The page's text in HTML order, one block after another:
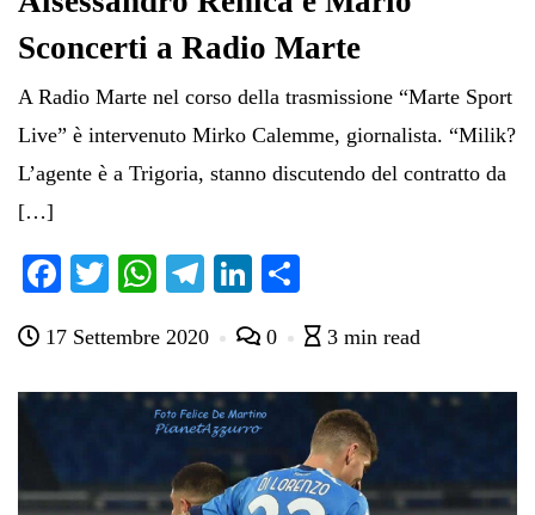
Sconcerti a Radio Marte
A Radio Marte nel corso della trasmissione “Marte Sport
Live” è intervenuto Mirko Calemme, giornalista. “Milik?
L’agente è a Trigoria, stanno discutendo del contratto da
[…]
Fa
bo
ok
T
tte
r
W
ts
A
pp
Te
gr
a
m
Li
ed
In
di
vi
di
17 Settembre 2020 0 3 min read